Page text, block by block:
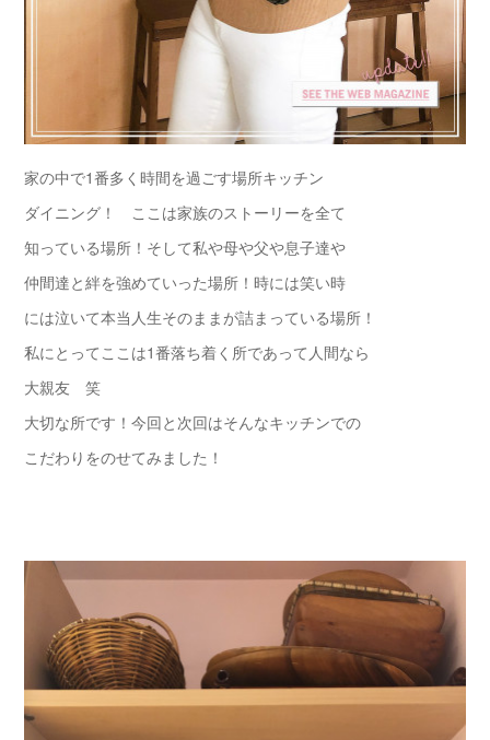
家の中で1番多く時間を過ごす場所キッチン
ダイニング！ ここは家族のストーリーを全て
知っている場所！そして私や母や父や息子達や
仲間達と絆を強めていった場所！時には笑い時
には泣いて本当人生そのままが詰まっている場所！
私にとってここは1番落ち着く所であって人間なら
大親友 笑
大切な所です！今回と次回はそんなキッチンでの
こだわりをのせてみました！